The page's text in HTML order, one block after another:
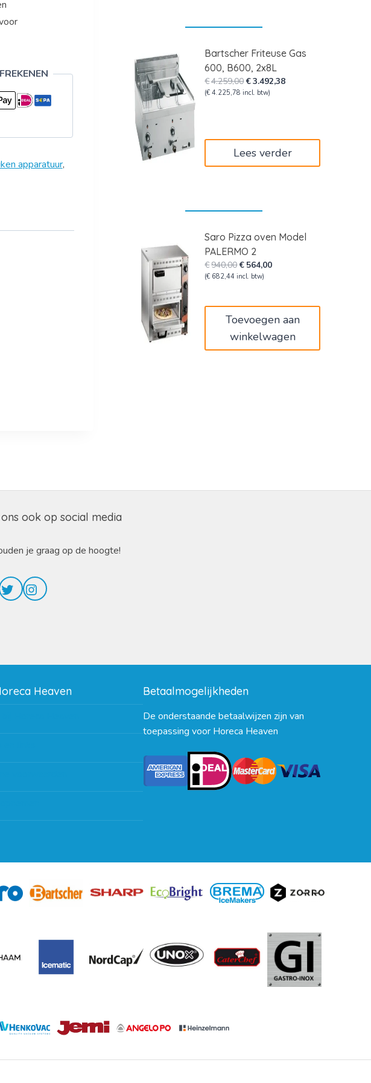
apparatuur,
Bartscher Friteuse Gas
600, B600, 2x8L
€4.259,00Oorspronkelijke
prijs
€3.492,38Huidige
(€ 4.225,78 incl. btw)
Lees verder
Saro Pizza oven Model
PALERMO 2
€940,00Oorspronkelijke
prijs
€ 564,00Huidige
(€ 682,44 incl. btw)
Toevoegen aan
winkelwagen
ook op social media
je graag op de hoogte!
TwitterInstagram
Heaven Betaalmogelijkheden
De onderstaande betaalwijzen zijn van
toepassing voor Horeca Heaven